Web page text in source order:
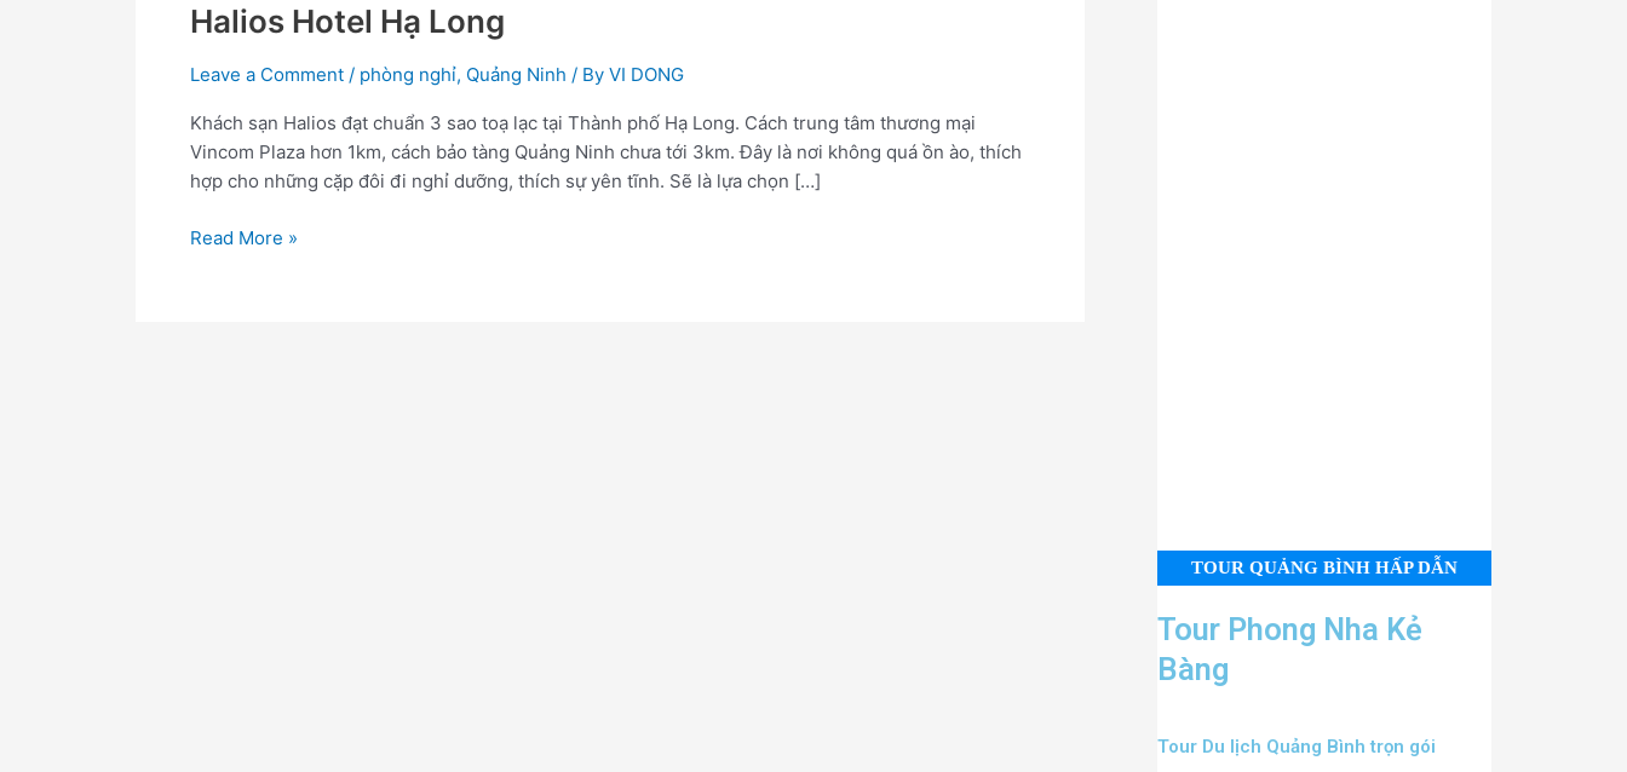
Halios Hotel Hạ Long
Leave a Comment / phòng nghỉ, Quảng Ninh / By VI DONG
Khách sạn Halios đạt chuẩn 3 sao toạ lạc tại Thành phố Hạ Long. Cách trung tâm thương mại
Vincom Plaza hơn 1km, cách bảo tàng Quảng Ninh chưa tới 3km. Đây là nơi không quá ồn ào, thích
hợp cho những cặp đôi đi nghỉ dưỡng, thích sự yên tĩnh. Sẽ là lựa chọn […]
Read More »
TOUR QUẢNG BÌNH HẤP DẪN
Tour Phong Nha Kẻ
Bàng
Tour Du lịch Quảng Bình trọn gói